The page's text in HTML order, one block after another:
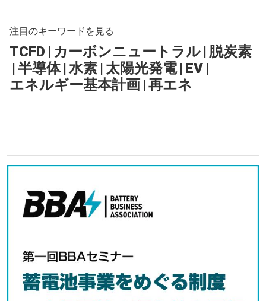
注目のキーワードを見る
TCFD | カーボンニュートラル | 脱炭素
|半導体 |水素 | 太陽光発電 | EV |
エネルギー基本計画 |再エネ